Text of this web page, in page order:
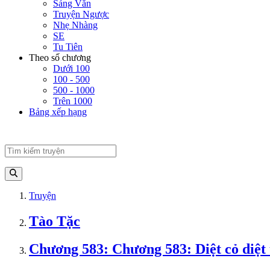
Sảng Văn
Truyện Ngược
Nhẹ Nhàng
SE
Tu Tiên
Theo số chương
Dưới 100
100 - 500
500 - 1000
Trên 1000
Bảng xếp hạng
Truyện
Tào Tặc
Chương 583: Chương 583: Diệt cỏ diệt